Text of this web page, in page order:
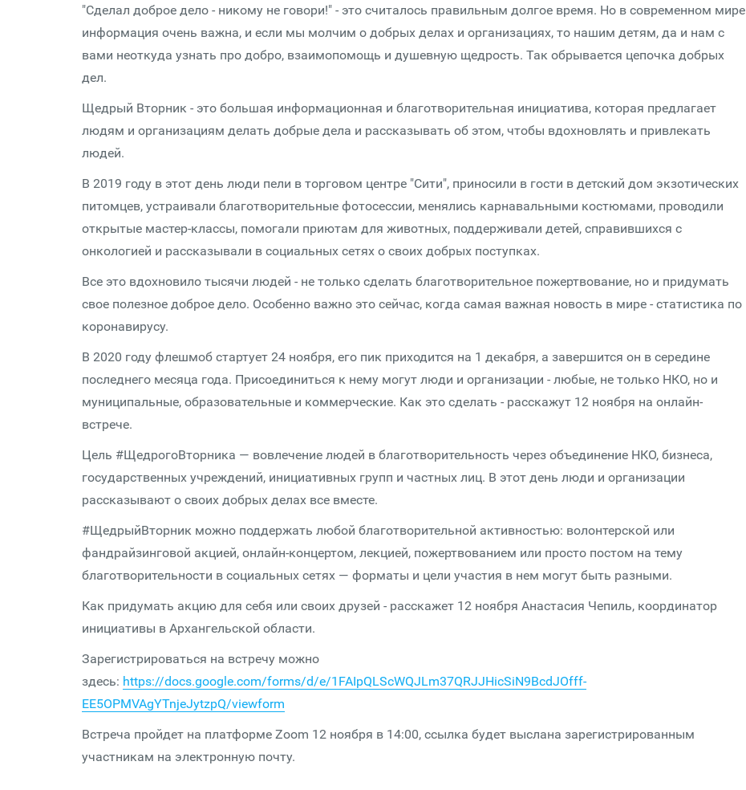
"Сделал доброе дело - никому не говори!" - это считалось правильным долгое время. Но в современном мире
информация очень важна, и если мы молчим о добрых делах и организациях, то нашим детям, да и нам с
вами неоткуда узнать про добро, взаимопомощь и душевную щедрость. Так обрывается цепочка добрых
дел.
Щедрый Вторник - это большая информационная и благотворительная инициатива, которая предлагает
людям и организациям делать добрые дела и рассказывать об этом, чтобы вдохновлять и привлекать
людей.
В 2019 году в этот день люди пели в торговом центре "Сити", приносили в гости в детский дом экзотических
питомцев, устраивали благотворительные фотосессии, менялись карнавальными костюмами, проводили
открытые мастер-классы, помогали приютам для животных, поддерживали детей, справившихся с
онкологией и рассказывали в социальных сетях о своих добрых поступках.
Все это вдохновило тысячи людей - не только сделать благотворительное пожертвование, но и придумать
свое полезное доброе дело. Особенно важно это сейчас, когда самая важная новость в мире - статистика по
коронавирусу.
В 2020 году флешмоб стартует 24 ноября, его пик приходится на 1 декабря, а завершится он в середине
последнего месяца года. Присоединиться к нему могут люди и организации - любые, не только НКО, но и
муниципальные, образовательные и коммерческие. Как это сделать - расскажут 12 ноября на онлайн-
встрече.
Цель #ЩедрогоВторника — вовлечение людей в благотворительность через объединение НКО, бизнеса,
государственных учреждений, инициативных групп и частных лиц. В этот день люди и организации
рассказывают о своих добрых делах все вместе.
#ЩедрыйВторник можно поддержать любой благотворительной активностью: волонтерской или
фандрайзинговой акцией, онлайн-концертом, лекцией, пожертвованием или просто постом на тему
благотворительности в социальных сетях — форматы и цели участия в нем могут быть разными.
Как придумать акцию для себя или своих друзей - расскажет 12 ноября Анастасия Чепиль, координатор
инициативы в Архангельской области.
Зарегистрироваться на встречу можно
здесь: https://docs.google.com/forms/d/e/1FAIpQLScWQJLm37QRJJHicSiN9BcdJOfff-
EE5OPMVAgYTnjeJytzpQ/viewform
Встреча пройдет на платформе Zoom 12 ноября в 14:00, ссылка будет выслана зарегистрированным
участникам на электронную почту.